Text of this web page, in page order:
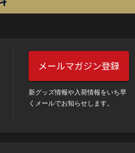
メールマガジン登録
新グッズ情報や入荷情報をいち早
くメールでお知らせします。